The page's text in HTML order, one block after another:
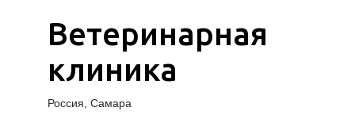
Ветеринарная
клиника
Россия, Самара